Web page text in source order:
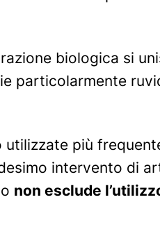
biologica si
particolarmente
più
intervento di
non esclude